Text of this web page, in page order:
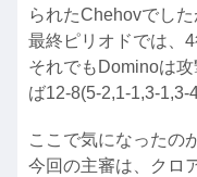
られたChehovでした
最終ピリオドでは、4
それでもDominoは
ば12-8(5-2,1-1,3-1,3-
ここで気になったの
今回の主審は、クロ